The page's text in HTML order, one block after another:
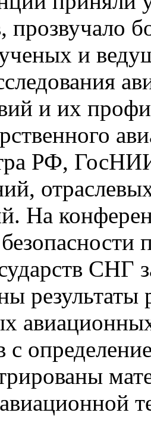
прозвучало
и
и их
РФ,
На
СНГ
результаты
с